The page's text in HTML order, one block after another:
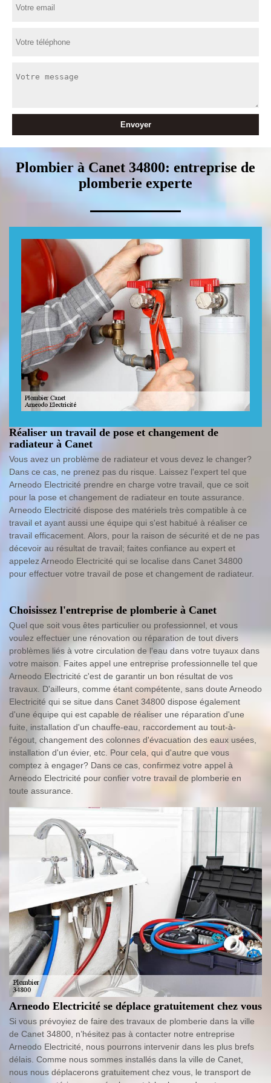
Plombier à Canet 34800: entreprise de
plomberie experte
Réaliser un travail de pose et changement de
radiateur à Canet
Vous avez un problème de radiateur et vous devez le changer?
Dans ce cas, ne prenez pas du risque. Laissez l'expert tel que
Arneodo Electricité prendre en charge votre travail, que ce soit
pour la pose et changement de radiateur en toute assurance.
Arneodo Electricité dispose des matériels très compatible à ce
travail et ayant aussi une équipe qui s'est habitué à réaliser ce
travail efficacement. Alors, pour la raison de sécurité et de ne pas
décevoir au résultat de travail; faites confiance au expert et
appelez Arneodo Electricité qui se localise dans Canet 34800
pour effectuer votre travail de pose et changement de radiateur.
Choisissez l'entreprise de plomberie à Canet
Quel que soit vous êtes particulier ou professionnel, et vous
voulez effectuer une rénovation ou réparation de tout divers
problèmes liés à votre circulation de l'eau dans votre tuyaux dans
votre maison. Faites appel une entreprise professionnelle tel que
Arneodo Electricité c'est de garantir un bon résultat de vos
travaux. D'ailleurs, comme étant compétente, sans doute Arneodo
Electricité qui se situe dans Canet 34800 dispose également
d'une équipe qui est capable de réaliser une réparation d'une
fuite, installation d'un chauffe-eau, raccordement au tout-à-
l'égout, changement des colonnes d'évacuation des eaux usées,
installation d'un évier, etc. Pour cela, qui d'autre que vous
comptez à engager? Dans ce cas, confirmez votre appel à
Arneodo Electricité pour confier votre travail de plomberie en
toute assurance.
Arneodo Electricité se déplace gratuitement chez vous
Si vous prévoyiez de faire des travaux de plomberie dans la ville
de Canet 34800, n’hésitez pas à contacter notre entreprise
Arneodo Electricité, nous pourrons intervenir dans les plus brefs
délais. Comme nous sommes installés dans la ville de Canet,
nous nous déplacerons gratuitement chez vous, le transport de